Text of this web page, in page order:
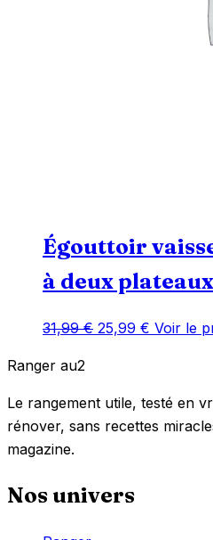
Égouttoir
à deux plateaux
31,99€ Le
était :
31,99 €.
25,99 € Le
est :
25,99 €.
Voir le
Ranger au2
Le rangement utile, testé en
rénover, sans recettes
magazine.
Nos univers